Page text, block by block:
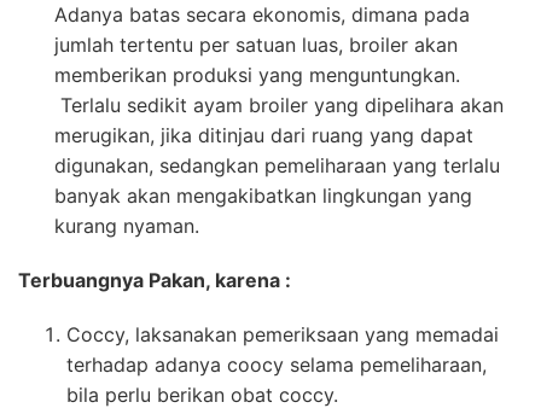
Adanya batas secara ekonomis, dimana pada
jumlah tertentu per satuan luas, broiler akan
memberikan produksi yang menguntungkan.
Terlalu sedikit ayam broiler yang dipelihara akan
merugikan, jika ditinjau dari ruang yang dapat
digunakan, sedangkan pemeliharaan yang terlalu
banyak akan mengakibatkan lingkungan yang
kurang nyaman.
Terbuangnya Pakan, karena :
Coccy, laksanakan pemeriksaan yang memadai
terhadap adanya coocy selama pemeliharaan,
bila perlu berikan obat coccy.